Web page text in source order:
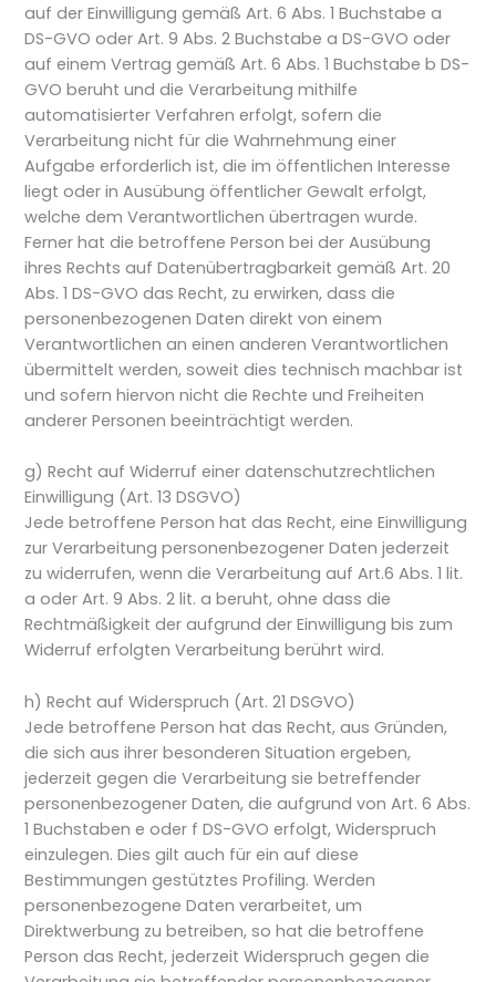
auf der Einwilligung gemäß Art. 6 Abs. 1 Buchstabe a
DS-GVO oder Art. 9 Abs. 2 Buchstabe a DS-GVO oder
auf einem Vertrag gemäß Art. 6 Abs. 1 Buchstabe b DS-
GVO beruht und die Verarbeitung mithilfe
automatisierter Verfahren erfolgt, sofern die
Verarbeitung nicht für die Wahrnehmung einer
Aufgabe erforderlich ist, die im öffentlichen Interesse
liegt oder in Ausübung öffentlicher Gewalt erfolgt,
welche dem Verantwortlichen übertragen wurde.
Ferner hat die betroffene Person bei der Ausübung
ihres Rechts auf Datenübertragbarkeit gemäß Art. 20
Abs. 1 DS-GVO das Recht, zu erwirken, dass die
personenbezogenen Daten direkt von einem
Verantwortlichen an einen anderen Verantwortlichen
übermittelt werden, soweit dies technisch machbar ist
und sofern hiervon nicht die Rechte und Freiheiten
anderer Personen beeinträchtigt werden.
g) Recht auf Widerruf einer datenschutzrechtlichen
Einwilligung (Art. 13 DSGVO)
Jede betroffene Person hat das Recht, eine Einwilligung
zur Verarbeitung personenbezogener Daten jederzeit
zu widerrufen, wenn die Verarbeitung auf Art.6 Abs. 1 lit.
a oder Art. 9 Abs. 2 lit. a beruht, ohne dass die
Rechtmäßigkeit der aufgrund der Einwilligung bis zum
Widerruf erfolgten Verarbeitung berührt wird.
h) Recht auf Widerspruch (Art. 21 DSGVO)
Jede betroffene Person hat das Recht, aus Gründen,
die sich aus ihrer besonderen Situation ergeben,
jederzeit gegen die Verarbeitung sie betreffender
personenbezogener Daten, die aufgrund von Art. 6 Abs.
1 Buchstaben e oder f DS-GVO erfolgt, Widerspruch
einzulegen. Dies gilt auch für ein auf diese
Bestimmungen gestütztes Profiling. Werden
personenbezogene Daten verarbeitet, um
Direktwerbung zu betreiben, so hat die betroffene
Person das Recht, jederzeit Widerspruch gegen die